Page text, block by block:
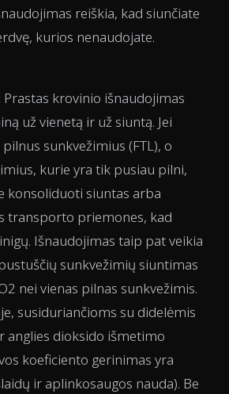
reiškia, kad siunčiate
kurios nenaudojate.
Prastas krovinio išnaudojimas
už vienetą ir už siuntą. Jei
sunkvežimius (FTL), o
kurie yra tik pusiau pilni,
konsoliduoti siuntas arba
transporto priemones, kad
Išnaudojimas taip pat veikia
sunkvežimių siuntimas
nei vienas pilnas sunkvežimis.
susiduriančioms su didelėmis
anglies dioksido išmetimo
koeficiento gerinimas yra
ir aplinkosaugos nauda). Be